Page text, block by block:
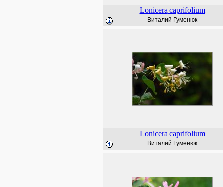
Lonicera caprifolium
Виталий Гуменюк
Lonicera caprifolium
Виталий Гуменюк